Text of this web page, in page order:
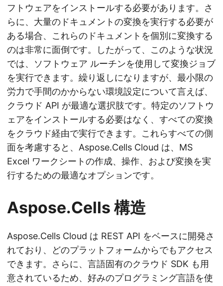
フトウェアをインストールする必要があります。さ
らに、大量のドキュメントの変換を実行する必要が
ある場合、これらのドキュメントを個別に変換する
のは非常に面倒です。したがって、このような状況
では、ソフトウェア ルーチンを使用して変換ジョブ
を実行できます。繰り返しになりますが、最小限の
労力で手間のかからない環境設定について言えば、
クラウド API が最適な選択肢です。特定のソフトウ
ェアをインストールする必要はなく、すべての変換
をクラウド経由で実行できます。これらすべての側
面を考慮すると、Aspose.Cells Cloud は、MS
Excel ワークシートの作成、操作、および変換を実
行するための最適なオプションです。
Aspose.Cells 構造
Aspose.Cells Cloud は REST API をベースに開発さ
れており、どのプラットフォームからでもアクセス
できます。さらに、言語固有のクラウド SDK も用
意されているため、好みのプログラミング言語を使